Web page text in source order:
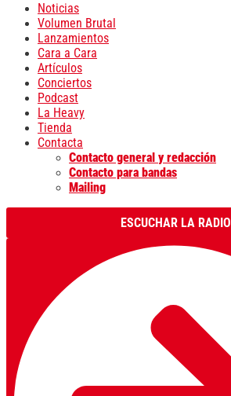
Noticias
Volumen Brutal
Lanzamientos
Cara a Cara
Artículos
Conciertos
Podcast
La Heavy
Tienda
Contacta
Contacto general y redacción
Contacto para bandas
Mailing
ESCUCHAR LA RADIO